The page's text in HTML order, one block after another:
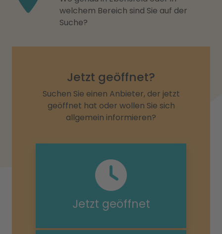
welchem Bereich sind Sie auf der
Suche?
Jetzt geöffnet?
Suchen Sie einen Anbieter, der jetzt
geöffnet hat oder wollen Sie sich
allgemein informieren?
Jetzt geöffnet